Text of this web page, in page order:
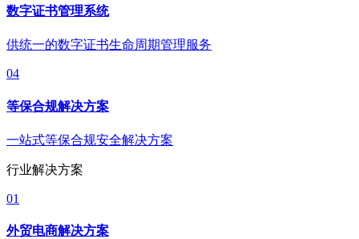
数字证书管理系统
供统一的数字证书生命周期管理服务
04
等保合规解决方案
一站式等保合规安全解决方案
行业解决方案
01
外贸电商解决方案